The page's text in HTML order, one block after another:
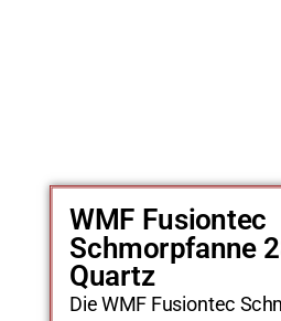
WMF Fusiontec
Schmorpfanne
Quartz
Die WMF Fusiontec